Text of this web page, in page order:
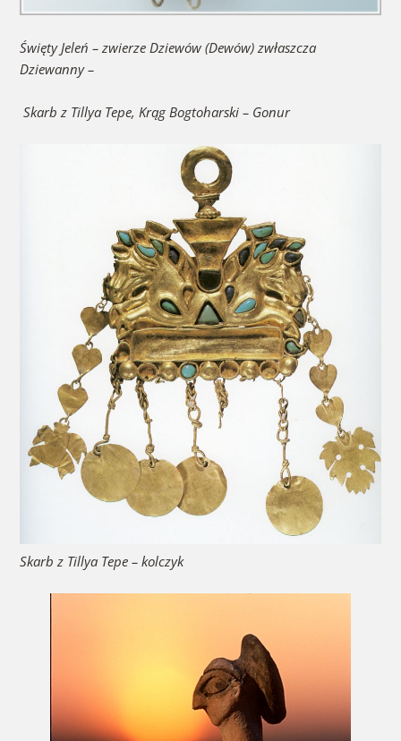
Święty Jeleń – zwierze Dziewów (Dewów) zwłaszcza
Dziewanny–
Skarb z Tillya Tepe, Krąg Bogtoharski – Gonur
Skarb z Tillya Tepe – kolczyk